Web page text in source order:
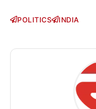
POLITICS INDIA